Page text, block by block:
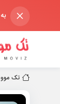
×
تک